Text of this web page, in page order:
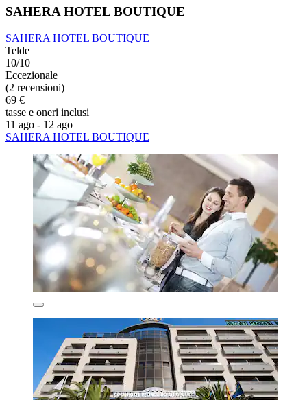
SAHERA HOTEL BOUTIQUE
SAHERA HOTEL BOUTIQUE
Telde
10/10
Eccezionale
(2 recensioni)
69 €
tasse e oneri inclusi
11 ago - 12 ago
SAHERA HOTEL BOUTIQUE